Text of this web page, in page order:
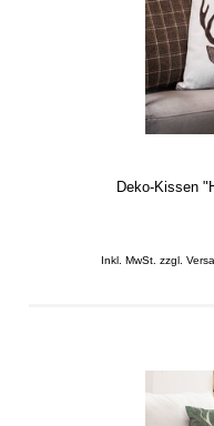
Deko-Kissen
Inkl. MwSt. zzgl.